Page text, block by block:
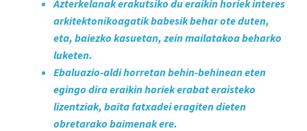
Azterkelanak erakutsiko du eraikin horiek interes
arkitektonikoagatik babesik behar ote duten,
eta, baiezko kasuetan, zein mailatakoa beharko
luketen.
Ebaluazio-aldi horretan behin-behinean eten
egingo dira eraikin horiek erabat eraisteko
lizentziak, baita fatxadei eragiten dieten
obretarako baimenak ere.